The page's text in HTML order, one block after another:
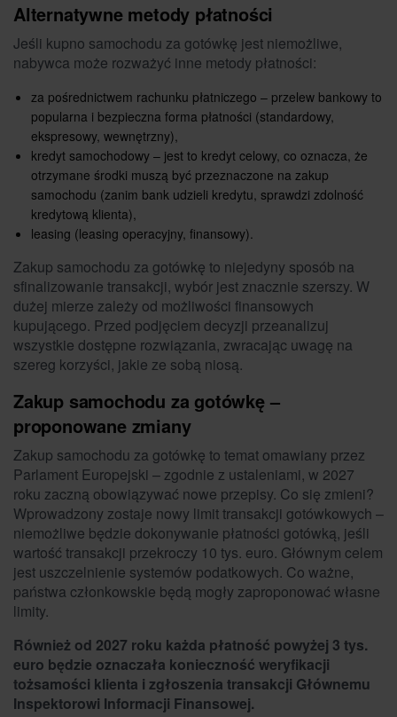
Alternatywne metody płatności
Jeśli kupno samochodu za gotówkę jest niemożliwe,
nabywca może rozważyć inne metody płatności:
za pośrednictwem rachunku płatniczego – przelew bankowy to
popularna i bezpieczna forma płatności (standardowy,
ekspresowy, wewnętrzny),
kredyt samochodowy – jest to kredyt celowy, co oznacza, że
otrzymane środki muszą być przeznaczone na zakup
samochodu (zanim bank udzieli kredytu, sprawdzi zdolność
kredytową klienta),
leasing (leasing operacyjny, finansowy).
Zakup samochodu za gotówkę to niejedyny sposób na
sfinalizowanie transakcji, wybór jest znacznie szerszy. W
dużej mierze zależy od możliwości finansowych
kupującego. Przed podjęciem decyzji przeanalizuj
wszystkie dostępne rozwiązania, zwracając uwagę na
szereg korzyści, jakie ze sobą niosą.
Zakup samochodu za gotówkę –
proponowane zmiany
Zakup samochodu za gotówkę to temat omawiany przez
Parlament Europejski – zgodnie z ustaleniami, w 2027
roku zaczną obowiązywać nowe przepisy. Co się zmieni?
Wprowadzony zostaje nowy limit transakcji gotówkowych –
niemożliwe będzie dokonywanie płatności gotówką, jeśli
wartość transakcji przekroczy 10 tys. euro. Głównym celem
jest uszczelnienie systemów podatkowych. Co ważne,
państwa członkowskie będą mogły zaproponować własne
limity.
Również od 2027 roku każda płatność powyżej 3 tys.
euro będzie oznaczała konieczność weryfikacji
tożsamości klienta i zgłoszenia transakcji Głównemu
Inspektorowi Informacji Finansowej.